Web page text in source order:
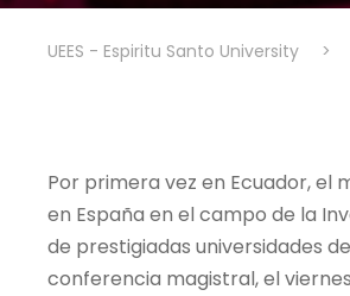
UEES - Espiritu Santo University >
Por primera vez en Ecuador, el
en España en el campo de la
de prestigiadas universidades
conferencia magistral, el viernes